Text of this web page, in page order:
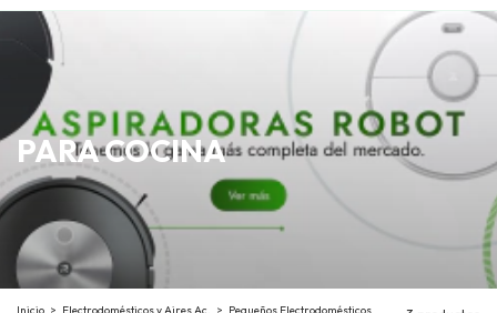
PARA COCINA
Inicio > Electrodomésticos y Aires Ac. > Pequeños Electrodomésticos